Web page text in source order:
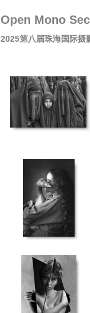
Open Mono
2025第八届珠海国际